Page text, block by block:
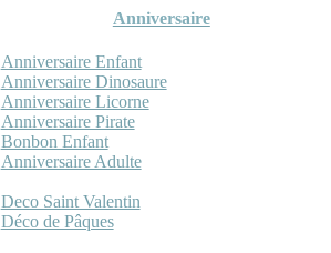
Anniversaire
Anniversaire Enfant
Anniversaire Dinosaure
Anniversaire Licorne
Anniversaire Pirate
Bonbon Enfant
Anniversaire Adulte
Deco Saint Valentin
Déco de Pâques